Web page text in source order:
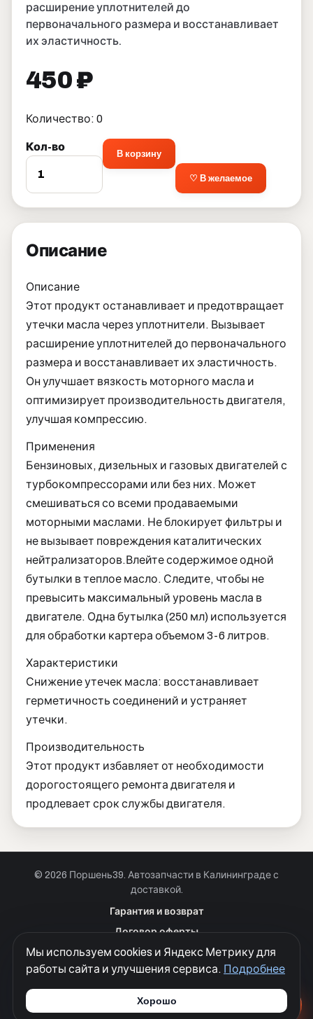
расширение уплотнителей до
первоначального размера и восстанавливает
их эластичность.
450 ₽
Количество: 0
Кол-во
В корзину
♡ В желаемое
Описание
Описание
Этот продукт останавливает и предотвращает
утечки масла через уплотнители. Вызывает
расширение уплотнителей до первоначального
размера и восстанавливает их эластичность.
Он улучшает вязкость моторного масла и
оптимизирует производительность двигателя,
улучшая компрессию.
Применения
Бензиновых, дизельных и газовых двигателей с
турбокомпрессорами или без них. Может
смешиваться со всеми продаваемыми
моторными маслами. Не блокирует фильтры и
не вызывает повреждения каталитических
нейтрализаторов.Влейте содержимое одной
бутылки в теплое масло. Следите, чтобы не
превысить максимальный уровень масла в
двигателе. Одна бутылка (250 мл) используется
для обработки картера объемом 3-6 литров.
Характеристики
Снижение утечек масла: восстанавливает
герметичность соединений и устраняет
утечки.
Производительность
Этот продукт избавляет от необходимости
дорогостоящего ремонта двигателя и
продлевает срок службы двигателя.
© 2026 Поршень39. Автозапчасти в Калининграде с
доставкой.
Гарантия и возврат
Договор оферты
Куки
Политика конфиденциальности
Разработка сайтовМоя Корона
Мы используем cookies и Яндекс Метрику для
работы сайта и улучшения сервиса. Подробнее
Хорошо
+7 901 390 0 390
Позвонить · Красноярск
+7 901 390 0 390